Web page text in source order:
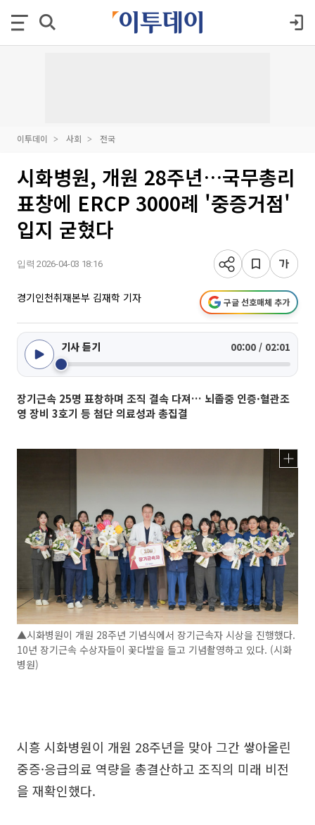
이투데이 사회 전국
시화병원, 개원 28주년…국무총리
표창에 ERCP 3000례 '중증거점'
입지 굳혔다
입력 2026-04-03 18:16
경기인천취재본부 김재학 기자 구글 선호매체 추가
기사 듣기 00:00 / 02:01
장기근속 25명 표창하며 조직 결속 다져… 뇌졸중 인증·혈관조
영 장비 3호기 등 첨단 의료성과 총집결
▲시화병원이 개원 28주년 기념식에서 장기근속자 시상을 진행했다.
10년 장기근속 수상자들이 꽃다발을 들고 기념촬영하고 있다. (시화
병원)
시흥 시화병원이 개원 28주년을 맞아 그간 쌓아올린
중증·응급의료 역량을 총결산하고 조직의 미래 비전
을 재확인했다.